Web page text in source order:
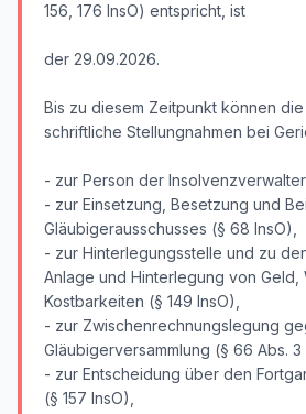
156, 176 InsO) entspricht, ist
der 29.09.2026.
Bis zu diesem Zeitpunkt können
schriftliche Stellungnahmen bei
- zur Person der
- zur Einsetzung, Besetzung und
Gläubigerausschusses (§ 68 InsO),
- zur Hinterlegungsstelle und zu
Anlage und Hinterlegung von Geld,
Kostbarkeiten (§ 149 InsO),
- zur Zwischenrechnungslegung
Gläubigerversammlung (§ 66 Abs. 3
- zur Entscheidung über den
(§ 157 InsO),